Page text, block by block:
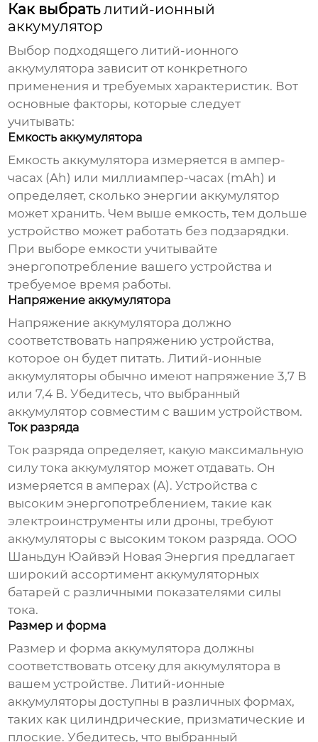
Как выбратьлитий-ионный
аккумулятор
Выбор подходящеголитий-ионного
аккумулятора зависит от конкретного
применения и требуемых характеристик. Вот
основные факторы, которые следует
учитывать:
Емкость аккумулятора
Емкость аккумулятора измеряется в ампер-
часах (Ah) или миллиампер-часах (mAh) и
определяет, сколько энергии аккумулятор
может хранить. Чем выше емкость, тем дольше
устройство может работать без подзарядки.
При выборе емкости учитывайте
энергопотребление вашего устройства и
требуемое время работы.
Напряжение аккумулятора
Напряжение аккумулятора должно
соответствовать напряжению устройства,
которое он будет питать.Литий-ионные
аккумуляторы обычно имеют напряжение 3,7 В
или 7,4 В. Убедитесь, что выбранный
аккумулятор совместим с вашим устройством.
Ток разряда
Ток разряда определяет, какую максимальную
силу тока аккумулятор может отдавать. Он
измеряется в амперах (A). Устройства с
высоким энергопотреблением, такие как
электроинструменты или дроны, требуют
аккумуляторы с высоким током разряда. ООО
Шаньдун Юайвэй Новая Энергия предлагает
широкий ассортимент аккумуляторных
батарей с различными показателями силы
тока.
Размер и форма
Размер и форма аккумулятора должны
соответствовать отсеку для аккумулятора в
вашем устройстве.Литий-ионные
аккумуляторы доступны в различных формах,
таких как цилиндрические, призматические и
плоские. Убедитесь, что выбранный